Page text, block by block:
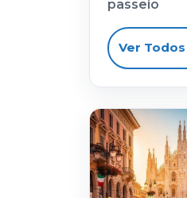
passeio
Ver